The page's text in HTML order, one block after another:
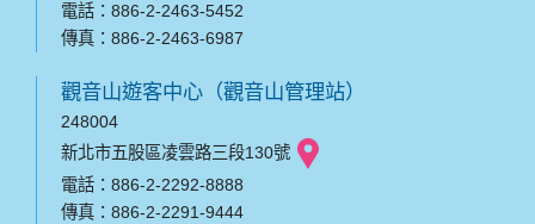
電話：886-2-2463-5452
傳真：886-2-2463-6987
觀音山遊客中心（觀音山管理站）
248004
新北市五股區凌雲路三段130號
電話：886-2-2292-8888
傳真：886-2-2291-9444